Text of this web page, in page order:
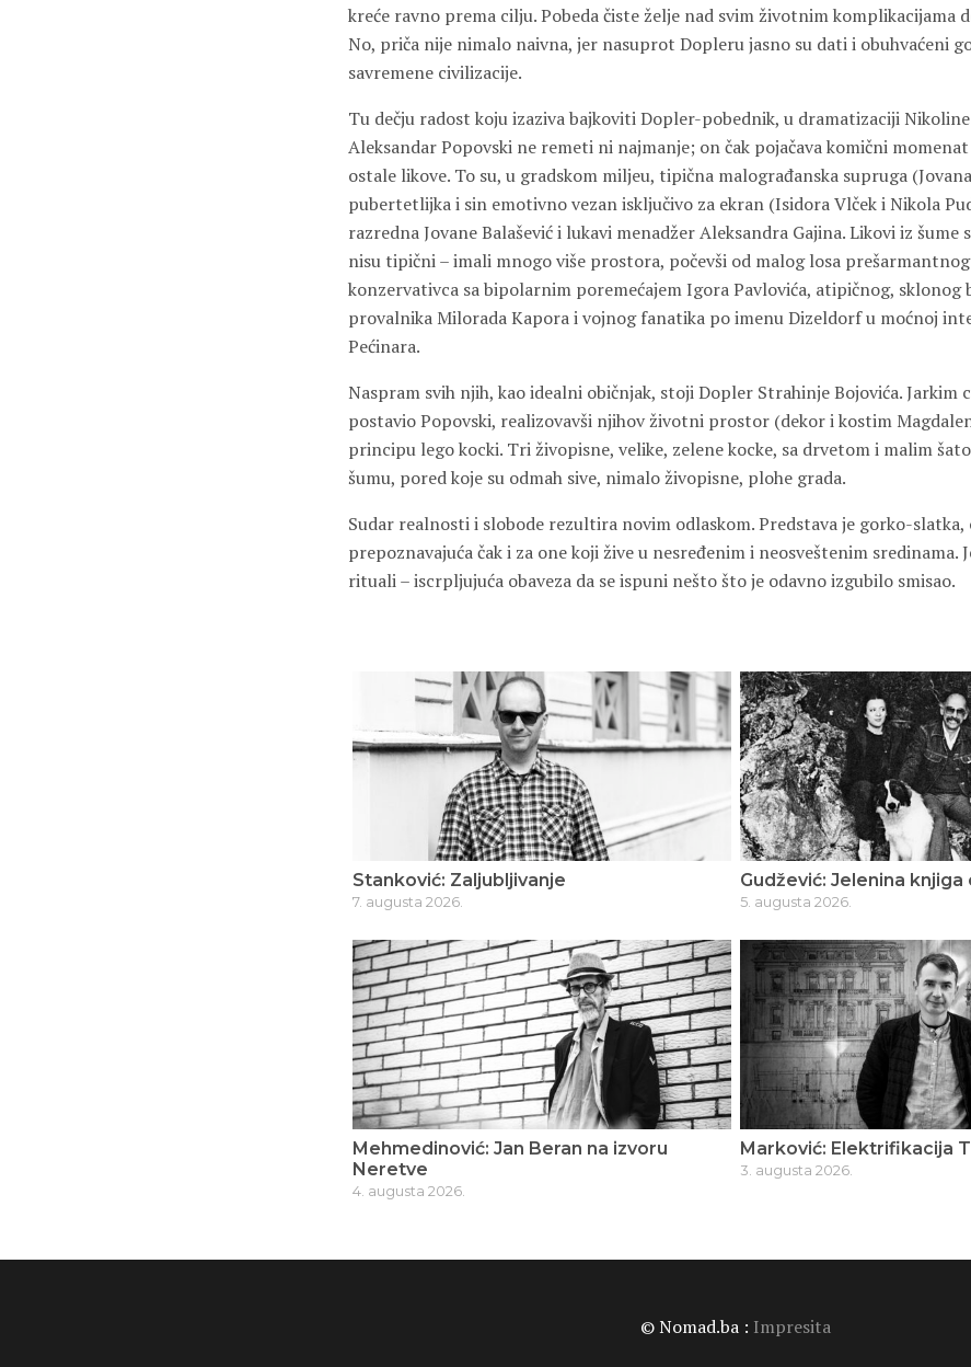
kreće ravno prema cilju. Pobeda čiste želje nad svim životnim komplikacijama
No, priča nije nimalo naivna, jer nasuprot Dopleru jasno su dati i obuhvaćeni
savremene civilizacije.
Tu dečju radost koju izaziva bajkoviti Dopler-pobednik, u dramatizaciji
Aleksandar Popovski ne remeti ni najmanje; on čak pojačava komični
ostale likove. To su, u gradskom miljeu, tipična malograđanska supruga
pubertetlijka i sin emotivno vezan isključivo za ekran (Isidora Vlček i Nikola
razredna Jovane Balašević i lukavi menadžer Aleksandra Gajina. Likovi iz šume
nisu tipični – imali mnogo više prostora, počevši od malog losa prešarmantnog
konzervativca sa bipolarnim poremećajem Igora Pavlovića, atipičnog,
provalnika Milorada Kapora i vojnog fanatika po imenu Dizeldorf u moćnoj
Pećinara.
Naspram svih njih, kao idealni običnjak, stoji Dopler Strahinje Bojovića. Jarkim
postavio Popovski, realizovavši njihov životni prostor (dekor i kostim
principu lego kocki. Tri živopisne, velike, zelene kocke, sa drvetom i malim
šumu, pored koje su odmah sive, nimalo živopisne, plohe grada.
Sudar realnosti i slobode rezultira novim odlaskom. Predstava je gorko-slatka,
prepoznavajuća čak i za one koji žive u nesređenim i neosveštenim sredinama.
rituali – iscrpljujuća obaveza da se ispuni nešto što je odavno izgubilo smisao.
Stanković: Zaljubljivanje
7. augusta 2026.
Gudžević: Jelenina knjiga
5. augusta 2026.
Mehmedinović: Jan Beran na izvoru
Neretve
4. augusta 2026.
Marković: Elektrifikacija
3. augusta 2026.
© Nomad.ba : Impresita